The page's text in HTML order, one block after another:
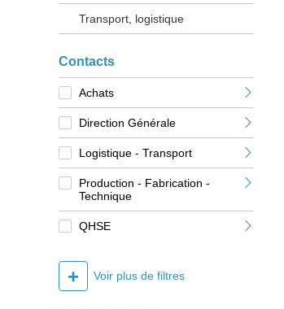
Transport, logistique
Contacts
Achats
Direction Générale
Logistique - Transport
Production - Fabrication -
Technique
QHSE
+ Voir plus de filtres